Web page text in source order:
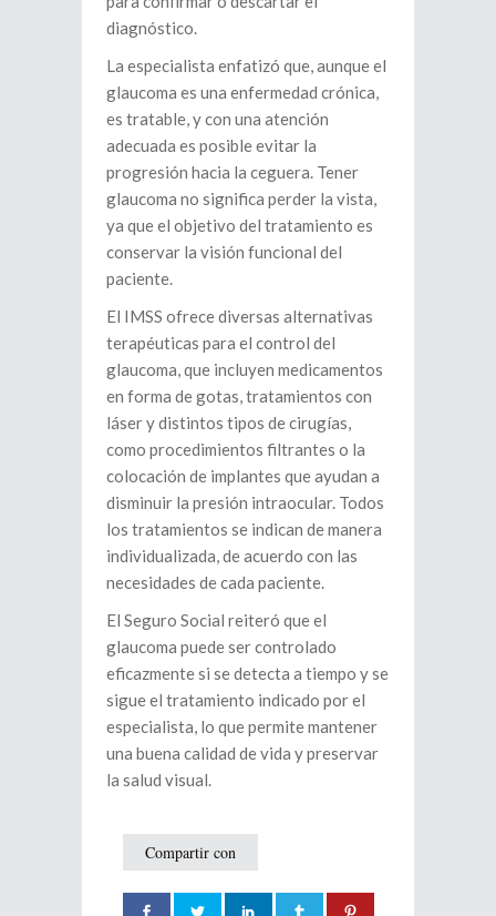
diagnóstico.
La especialista enfatizó que, aunque el
glaucoma es una enfermedad crónica,
es tratable, y con una atención
adecuada es posible evitar la
progresión hacia la ceguera. Tener
glaucoma no significa perder la vista,
ya que el objetivo del tratamiento es
conservar la visión funcional del
paciente.
El IMSS ofrece diversas alternativas
terapéuticas para el control del
glaucoma, que incluyen medicamentos
en forma de gotas, tratamientos con
láser y distintos tipos de cirugías,
como procedimientos filtrantes o la
colocación de implantes que ayudan a
disminuir la presión intraocular. Todos
los tratamientos se indican de manera
individualizada, de acuerdo con las
necesidades de cada paciente.
El Seguro Social reiteró que el
glaucoma puede ser controlado
eficazmente si se detecta a tiempo y se
sigue el tratamiento indicado por el
especialista, lo que permite mantener
una buena calidad de vida y preservar
la salud visual.
Compartir con